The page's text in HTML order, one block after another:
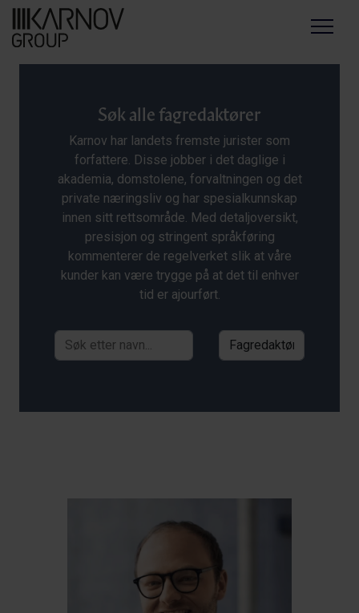
Menu
Søk alle fagredaktører
Karnov har landets fremste jurister som
forfattere. Disse jobber i det daglige i
akademia, domstolene, forvaltningen og det
private næringsliv og har spesialkunnskap
innen sitt rettsområde. Med detaljoversikt,
presisjon og stringent språkføring
kommenterer de regelverket slik at våre
kunder kan være trygge på at det til enhver
tid er ajourført.